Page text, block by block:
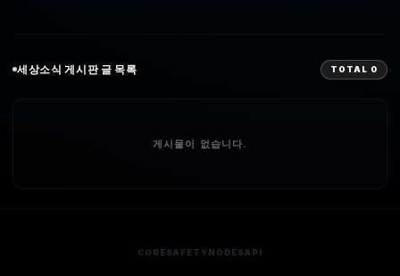
세상소식 게시판 글 목록 TOTAL 0
게시물이 없습니다.
CORESAFETYNODESAPI